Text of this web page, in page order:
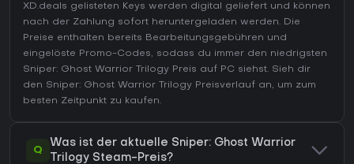
XD.deals gelisteten Keys werden digital geliefert und können
nach der Zahlung sofort heruntergeladen werden. Die
Preise enthalten bereits Bearbeitungsgebühren und
eingelöste Promo-Codes, sodass du immer den niedrigsten
Sniper: Ghost Warrior Trilogy Preis auf PC siehst. Sieh dir
den Sniper: Ghost Warrior Trilogy Preisverlauf an, um zum
besten Zeitpunkt zu kaufen.
Q
Was ist der aktuelle Sniper: Ghost Warrior
Trilogy Steam-Preis?